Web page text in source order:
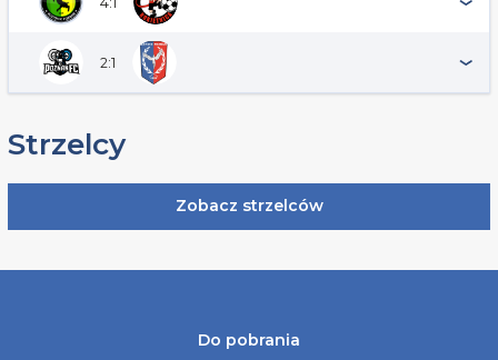
2:1
Strzelcy
Zobacz strzelców
Do pobrania